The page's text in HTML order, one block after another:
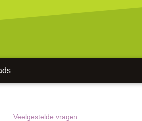
Veelgestelde vragen